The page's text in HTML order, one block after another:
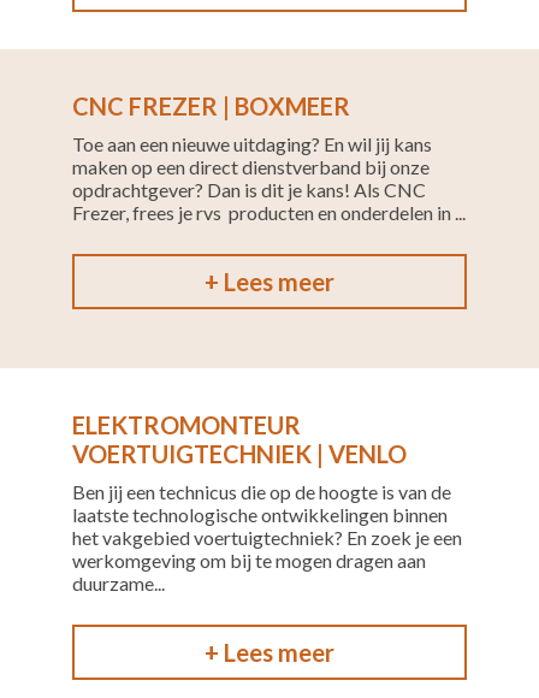
CNC FREZER | BOXMEER
Toe aan een nieuwe uitdaging? En wil jij kans
maken op een direct dienstverband bij onze
opdrachtgever? Dan is dit je kans! Als CNC
Frezer, frees je rvs producten en onderdelen in ...
+ Lees meer
ELEKTROMONTEUR
VOERTUIGTECHNIEK | VENLO
Ben jij een technicus die op de hoogte is van de
laatste technologische ontwikkelingen binnen
het vakgebied voertuigtechniek? En zoek je een
werkomgeving om bij te mogen dragen aan
duurzame...
+ Lees meer